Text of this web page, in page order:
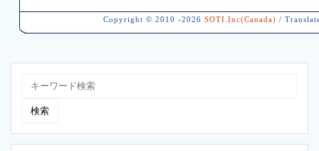
Copyright © 2010 -2026 SOTI.Inc(Canada) /